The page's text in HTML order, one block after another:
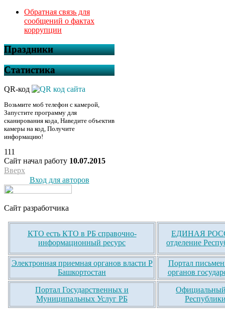
Обратная связь для
сообщений о фактах
коррупции
Праздники
Статистика
QR-код
Возьмите моб телефон с камерой,
Запустите программу для
сканирования кода, Наведите объектив
камеры на код, Получите
информацию!
111
Сайт начал работу 10.07.2015
Вверх
Вход для авторов
Сайт разработчика
КТО есть КТО в РБ справочно-
информационный ресурс
ЕДИНАЯ
отделение
Электронная приемная органов власти Р
Башкортостан
Портал
органов
Портал Государственных и
Муниципальных Услуг РБ
Официальный